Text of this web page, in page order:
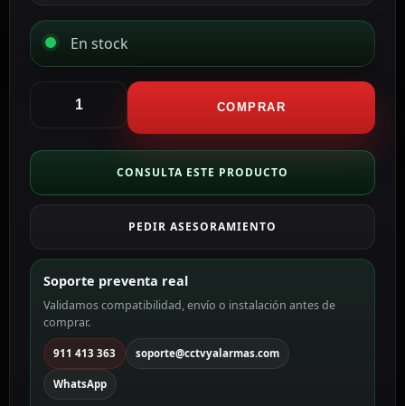
En stock
Módulo
SFP
Hikvision
HK-
1.25G-
1310-
DF-
MM
cantidad
COMPRAR
CONSULTA ESTE PRODUCTO
PEDIR ASESORAMIENTO
Soporte preventa real
Validamos compatibilidad, envío o instalación antes de
comprar.
911 413 363 soporte@cctvyalarmas.com
WhatsApp